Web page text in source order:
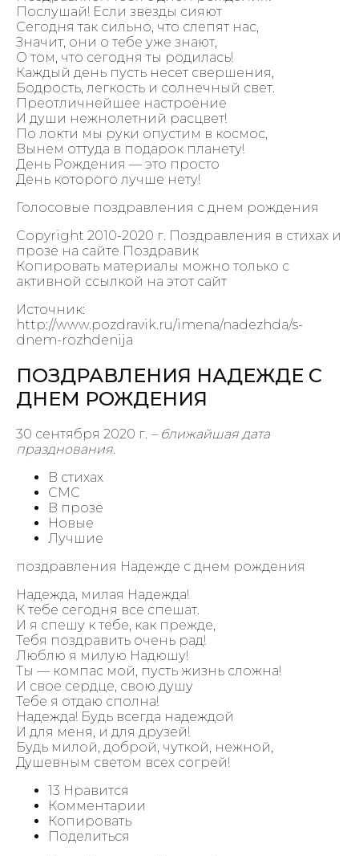
Послушай! Если звезды сияют
Сегодня так сильно, что слепят нас,
Значит, они о тебе уже знают,
О том, что сегодня ты родилась!
Каждый день пусть несет свершения,
Бодрость, легкость и солнечный свет.
Преотличнейшее настроение
И души нежнолетний расцвет!
По локти мы руки опустим в космос,
Вынем оттуда в подарок планету!
День Рождения — это просто
День которого лучше нету!
Голосовые поздравления с днем рождения
Copyright 2010-2020 г. Поздравления в стихах и
прозе на сайте Поздравик
Копировать материалы можно только с
активной ссылкой на этот сайт
Источник:
http://www.pozdravik.ru/imena/nadezhda/s-
dnem-rozhdenija
ПОЗДРАВЛЕНИЯ НАДЕЖДЕ С
ДНЕМ РОЖДЕНИЯ
30 сентября 2020 г. – ближайшая дата
празднования.
В стихах
СМС
В прозе
Новые
Лучшие
поздравления Надежде с днем рождения
Надежда, милая Надежда!
К тебе сегодня все спешат.
И я спешу к тебе, как прежде,
Тебя поздравить очень рад!
Люблю я милую Надюшу!
Ты — компас мой, пусть жизнь сложна!
И свое сердце, свою душу
Тебе я отдаю сполна!
Надежда! Будь всегда надеждой
И для меня, и для друзей!
Будь милой, доброй, чуткой, нежной,
Душевным светом всех согрей!
13 Нравится
Комментарии
Копировать
Поделиться